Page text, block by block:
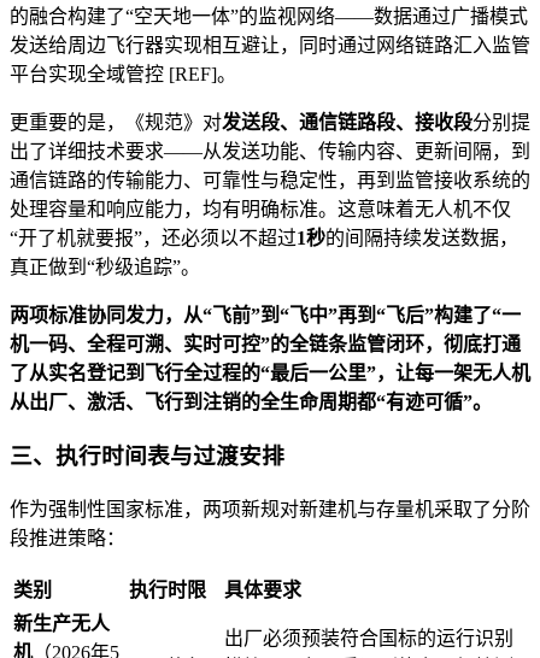
的融合构建了“空天地一体”的监视网络——数据通过广播模式
发送给周边飞行器实现相互避让，同时通过网络链路汇入监管
平台实现全域管控 [REF]。
更重要的是，《规范》对发送段、通信链路段、接收段分别提
出了详细技术要求——从发送功能、传输内容、更新间隔，到
通信链路的传输能力、可靠性与稳定性，再到监管接收系统的
处理容量和响应能力，均有明确标准。这意味着无人机不仅
“开了机就要报”，还必须以不超过1秒的间隔持续发送数据，
真正做到“秒级追踪”。
两项标准协同发力，从“飞前”到“飞中”再到“飞后”构建了“一
机一码、全程可溯、实时可控”的全链条监管闭环，彻底打通
了从实名登记到飞行全过程的“最后一公里”，让每一架无人机
从出厂、激活、飞行到注销的全生命周期都“有迹可循”。
三、执行时间表与过渡安排
作为强制性国家标准，两项新规对新建机与存量机采取了分阶
段推进策略：
类别 执行时限
具体要求
新生产无人
机（2026年5
出厂必须预装符合国标的运行识别